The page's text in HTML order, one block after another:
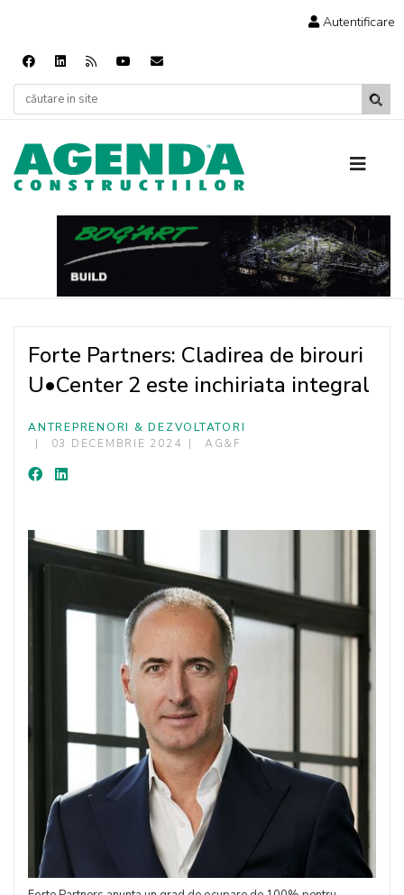
Autentificare
Forte Partners: Cladirea de birouri
U•Center 2 este inchiriata integral
ANTREPRENORI & DEZVOLTATORI
03 DECEMBRIE 2024
AG&F